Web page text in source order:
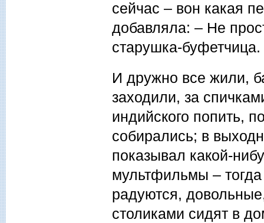
сейчас – вон какая
добавляла: – Не
старушка-буфетчица.
И дружно все жили,
заходили, за
индийского попить,
собирались; в
показывал какой-
мультфильмы –
радуются,
столиками сидят в